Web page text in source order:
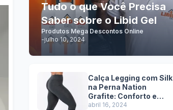
Tudo o que Você Precisa
Saber sobre o Libid Gel
Produtos Mega Descontos Online
-julho 10, 2024
Calça Legging com Silk
na Perna Nation
Grafite: Conforto e
Estilo em Uma Só Peça
abril 16, 2024